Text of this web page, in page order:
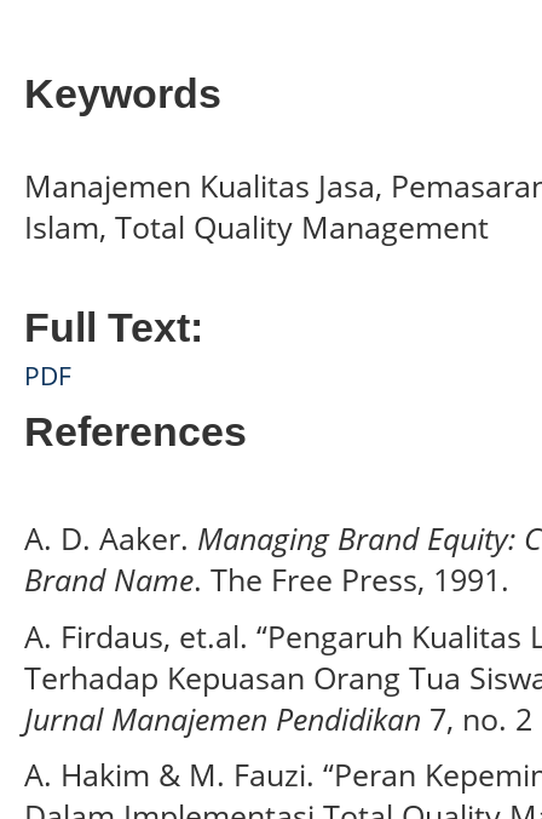
Keywords
Manajemen Kualitas Jasa,
Islam, Total Quality Management
Full Text:
PDF
References
A. D. Aaker. Managing Brand Equity:
Brand Name. The Free Press, 1991.
A. Firdaus, et.al. “Pengaruh Kualitas
Terhadap Kepuasan Orang Tua
Jurnal Manajemen Pendidikan 7, no. 2
A. Hakim & M. Fauzi. “Peran